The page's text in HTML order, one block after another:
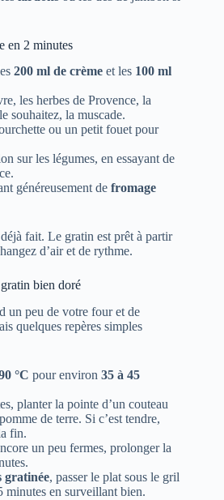
en 2 minutes
200 ml de crème et les 100 ml
les herbes de Provence, la
souhaitez, la muscade.
ou un petit fouet pour
sur les légumes, en essayant de
généreusement de fromage
fait. Le gratin est prêt à partir
d’air et de rythme.
bien doré
un peu de votre four et de
quelques repères simples
°C pour environ 35 à 45
planter la pointe d’un couteau
de terre. Si c’est tendre,
fin.
un peu fermes, prolonger la
gratinée, passer le plat sous le gril
minutes en surveillant bien.